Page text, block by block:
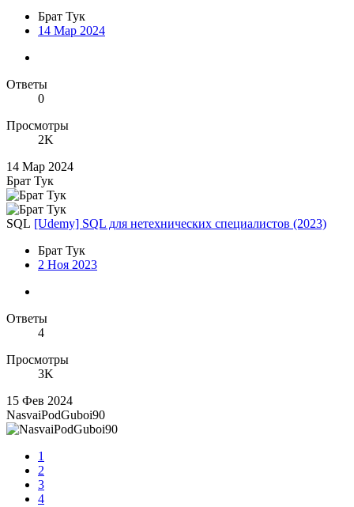
Брат Тук
14 Мар 2024
Ответы
0
Просмотры
2K
14 Мар 2024
Брат Тук
SQL [Udemy] SQL для нетехнических специалистов (2023)
Брат Тук
2 Ноя 2023
Ответы
4
Просмотры
3K
15 Фев 2024
NasvaiPodGuboi90
1
2
3
4